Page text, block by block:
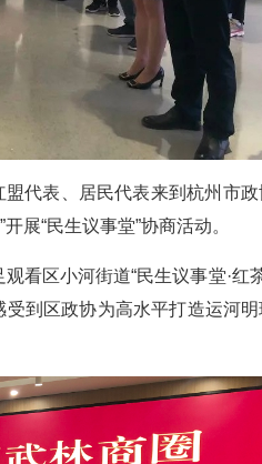
代表、居民代表来到杭州市
展“民生议事堂”协商活动。
看区小河街道“民生议事堂·红
到区政协为高水平打造运河